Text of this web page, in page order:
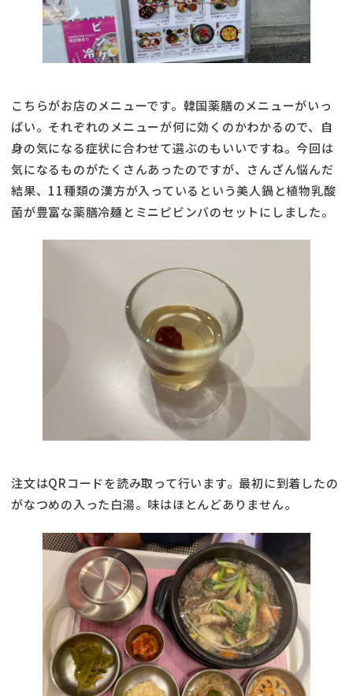
こちらがお店のメニューです。韓国薬膳のメニューがいっ
ぱい。それぞれのメニューが何に効くのかわかるので、自
身の気になる症状に合わせて選ぶのもいいですね。今回は
気になるものがたくさんあったのですが、さんざん悩んだ
結果、11種類の漢方が入っているという美人鍋と植物乳酸
菌が豊富な薬膳冷麺とミニピビンバのセットにしました。
注文はQRコードを読み取って行います。最初に到着したの
がなつめの入った白湯。味はほとんどありません。